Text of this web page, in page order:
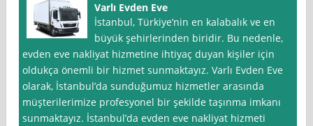
Varlı Evden Eve
İstanbul, Türkiye’nin en kalabalık ve en
büyük şehirlerinden biridir. Bu nedenle,
evden eve nakliyat hizmetine ihtiyaç duyan kişiler için
oldukça önemli bir hizmet sunmaktayız. Varlı Evden Eve
olarak, İstanbul’da sunduğumuz hizmetler arasında
müşterilerimize profesyonel bir şekilde taşınma imkanı
sunmaktayız. İstanbul’da evden eve nakliyat hizmeti